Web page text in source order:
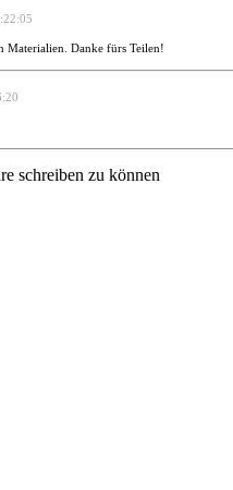
Materialien. Danke fürs Teilen!
schreiben zu können